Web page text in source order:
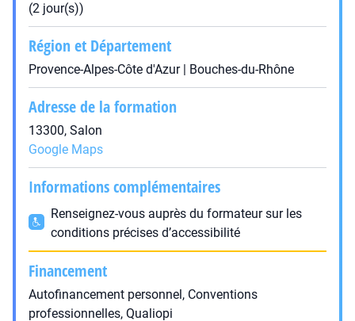
(2 jour(s))
Région et Département
Provence-Alpes-Côte d'Azur | Bouches-du-Rhône
Adresse de la formation
13300, Salon
Google Maps
Informations complémentaires
Renseignez-vous auprès du formateur sur les
conditions précises d’accessibilité
Financement
Autofinancement personnel, Conventions
professionnelles, Qualiopi